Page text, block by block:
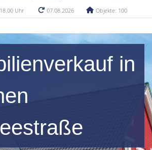
Uhr
07.08.2026 Objekte: 100
in